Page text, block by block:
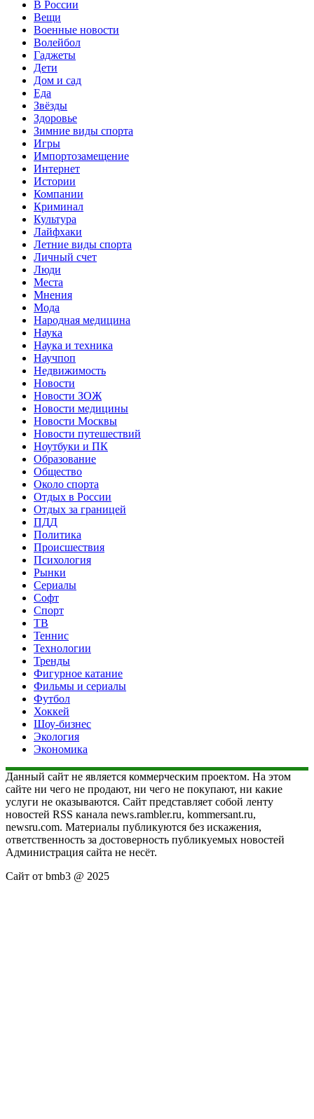
В России
Вещи
Военные новости
Волейбол
Гаджеты
Дети
Дом и сад
Еда
Звёзды
Здоровье
Зимние виды спорта
Игры
Импортозамещение
Интернет
Истории
Компании
Криминал
Культура
Лайфхаки
Летние виды спорта
Личный счет
Люди
Места
Мнения
Мода
Народная медицина
Наука
Наука и техника
Научпоп
Недвижимость
Новости
Новости ЗОЖ
Новости медицины
Новости Москвы
Новости путешествий
Ноутбуки и ПК
Образование
Общество
Около спорта
Отдых в России
Отдых за границей
ПДД
Политика
Происшествия
Психология
Рынки
Сериалы
Софт
Спорт
ТВ
Теннис
Технологии
Тренды
Фигурное катание
Фильмы и сериалы
Футбол
Хоккей
Шоу-бизнес
Экология
Экономика
Данный сайт не является коммерческим проектом. На этом
сайте ни чего не продают, ни чего не покупают, ни какие
услуги не оказываются. Сайт представляет собой ленту
новостей RSS канала news.rambler.ru, kommersant.ru,
newsru.com. Материалы публикуются без искажения,
ответственность за достоверность публикуемых новостей
Администрация сайта не несёт.
Сайт от bmb3 @ 2025